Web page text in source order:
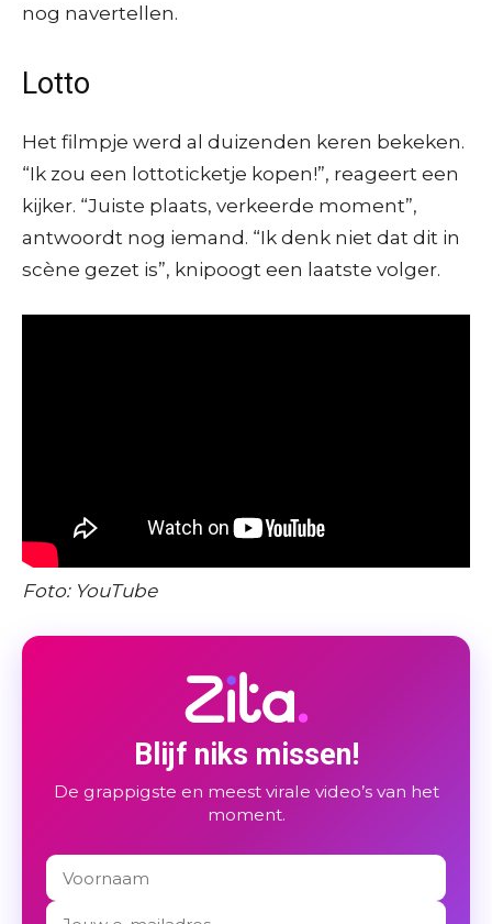
nog navertellen.
Lotto
Het filmpje werd al duizenden keren bekeken.
“Ik zou een lottoticketje kopen!”, reageert een
kijker. “Juiste plaats, verkeerde moment”,
antwoordt nog iemand. “Ik denk niet dat dit in
scène gezet is”, knipoogt een laatste volger.
Foto: YouTube
Blijf niks missen!
De grappigste en meest virale video’s van het
moment.